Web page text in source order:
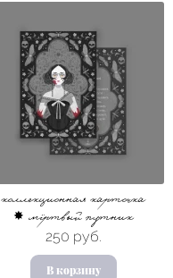
коллекционная карточка
✸ мёртвый путник
250 руб.
В корзину